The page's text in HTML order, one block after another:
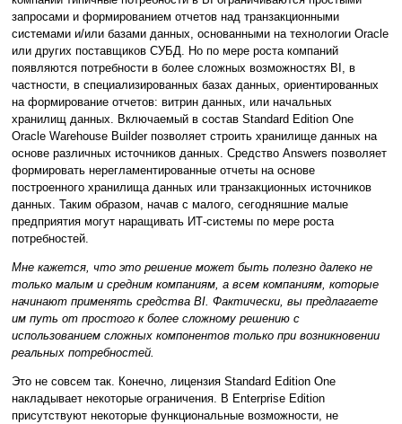
запросами и формированием отчетов над транзакционными
системами и/или базами данных, основанными на технологии Oracle
или других поставщиков СУБД. Но по мере роста компаний
появляются потребности в более сложных возможностях BI, в
частности, в специализированных базах данных, ориентированных
на формирование отчетов: витрин данных, или начальных
хранилищ данных. Включаемый в состав Standard Edition One
Oracle Warehouse Builder позволяет строить хранилище данных на
основе различных источников данных. Средство Answers позволяет
формировать нерегламентированные отчеты на основе
построенного хранилища данных или транзакционных источников
данных. Таким образом, начав с малого, сегодняшние малые
предприятия могут наращивать ИТ-системы по мере роста
потребностей.
Мне кажется, что это решение может быть полезно далеко не
только малым и средним компаниям, а всем компаниям, которые
начинают применять средства BI. Фактически, вы предлагаете
им путь от простого к более сложному решению с
использованием сложных компонентов только при возникновении
реальных потребностей.
Это не совсем так. Конечно, лицензия Standard Edition One
накладывает некоторые ограничения. В Enterprise Edition
присутствуют некоторые функциональные возможности, не